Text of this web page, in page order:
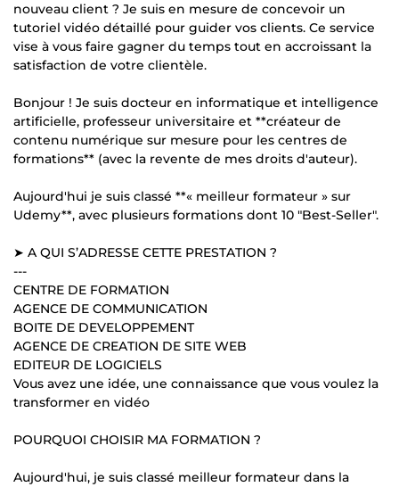
nouveau client ? Je suis en mesure de concevoir un
tutoriel vidéo détaillé pour guider vos clients. Ce service
vise à vous faire gagner du temps tout en accroissant la
satisfaction de votre clientèle.
Bonjour ! Je suis docteur en informatique et intelligence
artificielle, professeur universitaire et **créateur de
contenu numérique sur mesure pour les centres de
formations** (avec la revente de mes droits d'auteur).
Aujourd'hui je suis classé **« meilleur formateur » sur
Udemy**, avec plusieurs formations dont 10 "Best-Seller".
➤ A QUI S’ADRESSE CETTE PRESTATION ?
---
CENTRE DE FORMATION
AGENCE DE COMMUNICATION
BOITE DE DEVELOPPEMENT
AGENCE DE CREATION DE SITE WEB
EDITEUR DE LOGICIELS
Vous avez une idée, une connaissance que vous voulez la
transformer en vidéo
POURQUOI CHOISIR MA FORMATION ?
Aujourd'hui, je suis classé meilleur formateur dans la